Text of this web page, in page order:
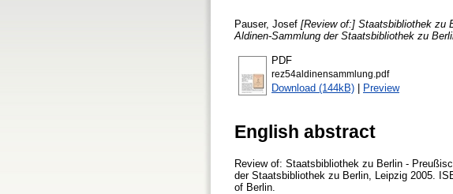
Pauser, Josef [Review of:] Staatsbibliothek zu
Aldinen-Sammlung der Staatsbibliothek zu
PDF
rez54aldinensammlung.pdf
Download (144kB) | Preview
English abstract
Review of: Staatsbibliothek zu Berlin -
der Staatsbibliothek zu Berlin, Leipzig 2005.
of Berlin.